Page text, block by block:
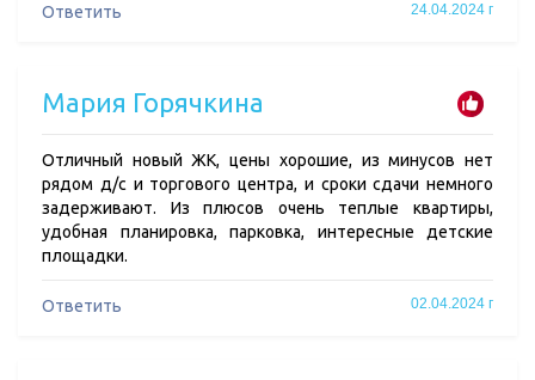
Ответить 24.04.2024 г
Мария Горячкина
Отличный новый ЖК, цены хорошие, из минусов нет
рядом д/с и торгового центра, и сроки сдачи немного
задерживают. Из плюсов очень теплые квартиры,
удобная планировка, парковка, интересные детские
площадки.
Ответить 02.04.2024 г